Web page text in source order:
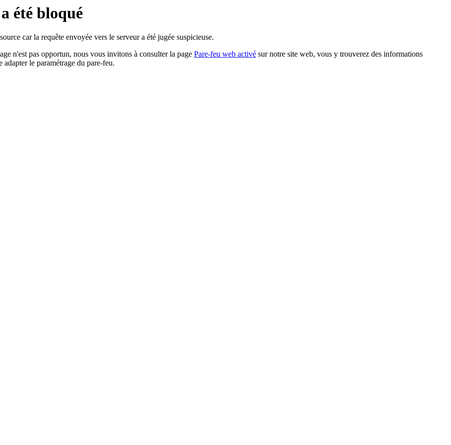
été bloqué
car la requête envoyée vers le serveur a été jugée suspicieuse.
n'est pas opportun, nous vous invitons à consulter la page Pare-feu web activé sur notre site web, vous y trouverez des informations
le paramétrage du pare-feu.